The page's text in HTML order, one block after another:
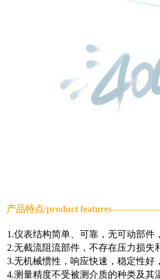
产品特点/product features
1.仪表结构简单、可靠，无可动部件
2.无截流阻流部件，不存在压力损失
3.无机械惯性，响应快速，稳定性
4.测量精度不受被测介质的种类及